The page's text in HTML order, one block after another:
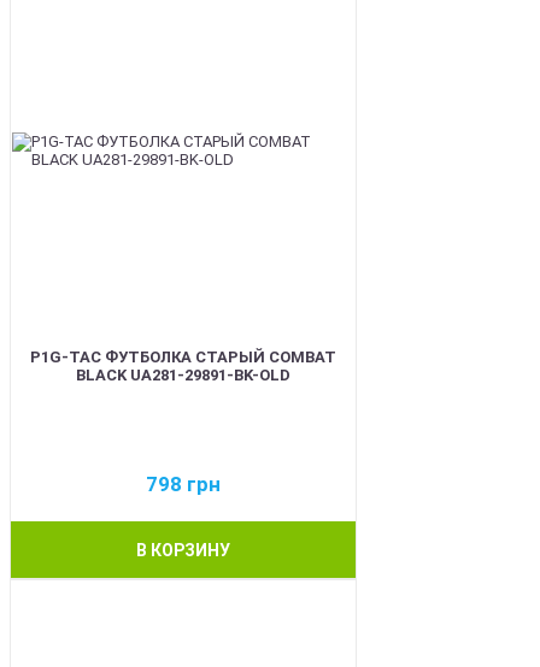
P1G-TAC ФУТБОЛКА СТАРЫЙ COMBAT
BLACK UA281-29891-BK-OLD
798 грн
В КОРЗИНУ